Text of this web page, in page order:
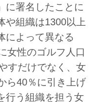
に署名したことに
や組織は1300以上
によって異なる
女性のゴルフ人口
すだけでなく、女
ら40％に引き上げ
行う組織を担う女